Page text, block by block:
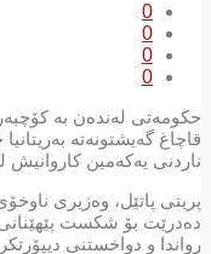
0
0
0
0
حکومەتی لەندەن بە
قاچاغ گەیشتونەتە
ناردنی یەکەمین کاروانیش لە (14)ی ئەم مانگە
پریتی پاتێل، وەزیری
دەدرێت بۆ شکست پێهێنانی
رواندا و دواخستنی